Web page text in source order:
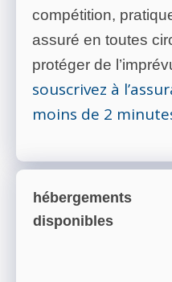
compétition,
assuré en toutes
protéger de
souscrivez à
moins de 2
hébergements
disponibles